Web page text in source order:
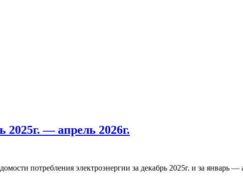
2025г. — апрель 2026г.
потребления электроэнергии за декабрь 2025г. и за январь —